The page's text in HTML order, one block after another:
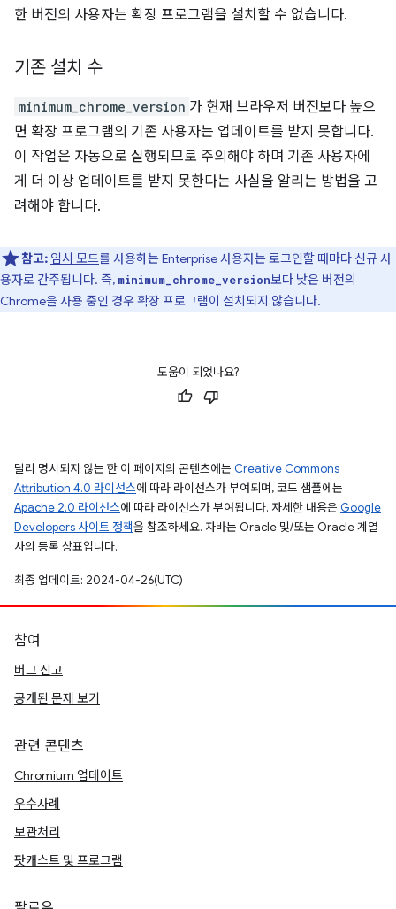
한 버전의 사용자는 확장 프로그램을 설치할 수 없습니다.
기존 설치 수
minimum_chrome_version 가 현재 브라우저 버전보다 높으
면 확장 프로그램의 기존 사용자는 업데이트를 받지 못합니다.
이 작업은 자동으로 실행되므로 주의해야 하며 기존 사용자에
게 더 이상 업데이트를 받지 못한다는 사실을 알리는 방법을 고
려해야 합니다.
참고: 임시 모드를 사용하는 Enterprise 사용자는 로그인할 때마다 신규 사
용자로 간주됩니다. 즉, minimum_chrome_version보다 낮은 버전의
Chrome을 사용 중인 경우 확장 프로그램이 설치되지 않습니다.
도움이 되었나요?
달리 명시되지 않는 한 이 페이지의 콘텐츠에는 Creative Commons
Attribution 4.0 라이선스에 따라 라이선스가 부여되며, 코드 샘플에는
Apache 2.0 라이선스에 따라 라이선스가 부여됩니다. 자세한 내용은 Google
Developers 사이트 정책을 참조하세요. 자바는 Oracle 및/또는 Oracle 계열
사의 등록 상표입니다.
최종 업데이트: 2024-04-26(UTC)
참여
버그 신고
공개된 문제 보기
관련 콘텐츠
Chromium 업데이트
우수사례
보관처리
팟캐스트 및 프로그램